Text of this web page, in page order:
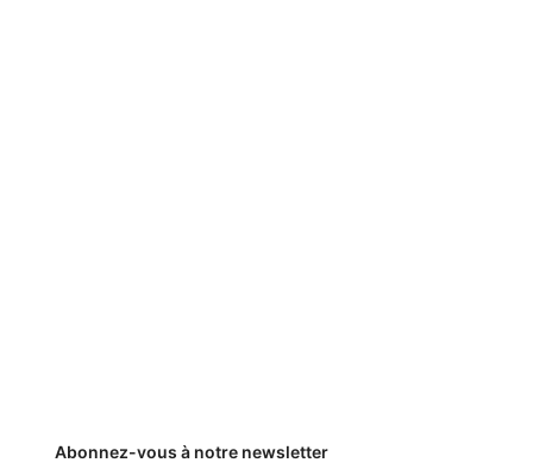
Abonnez-vous à notre newsletter